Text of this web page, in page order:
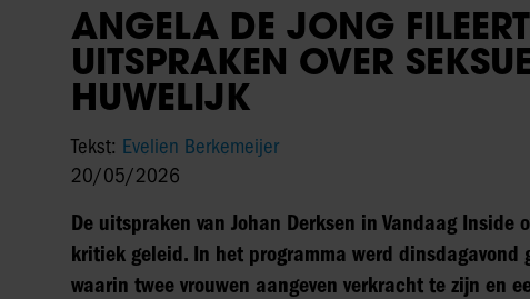
ANGELA DE JONG
UITSPRAKEN OVER
HUWELIJK
Tekst: Evelien Berkemeijer
20/05/2026
De uitspraken van Johan Derksen in Vandaag
kritiek geleid. In het programma werd dinsdagavond
waarin twee vrouwen aangeven verkracht te zijn en